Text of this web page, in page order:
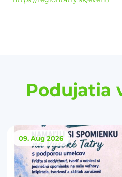
Podujatia
09. Aug 2026